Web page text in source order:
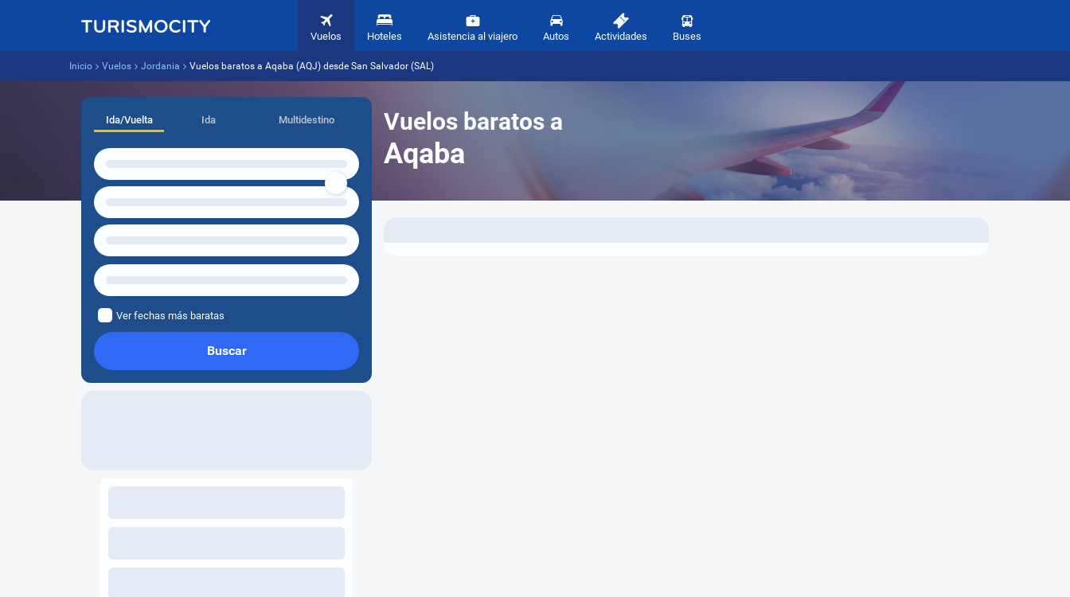
Vuelos Hoteles Asistencia al viajero Autos Actividades Buses
Inicio Vuelos Jordania Vuelos baratos a Aqaba (AQJ) desde San Salvador (SAL)
Vuelos baratos a
Aqaba
Ida/Vuelta Ida Multidestino
Ver fechas más baratas
Buscar